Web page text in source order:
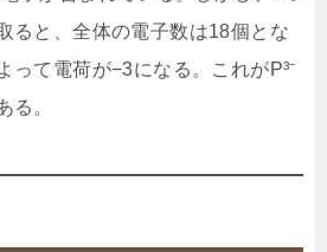
ると、全体の電子数は18個とな
って電荷が−3になる。これがP³⁻
る。